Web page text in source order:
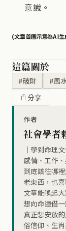
意識。
(文章首圖示意為AI生
這篇關於
#破財
#風
分享
作者
社會學者
｜學到命理
感情、工作
到底該往哪
老東西，也
文章能喚起
想向命運借
真正想安放
俗信仰、生